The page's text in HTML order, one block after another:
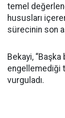
temel
hususları
sürecinin son
Bekayi,
engellemediği
vurguladı.